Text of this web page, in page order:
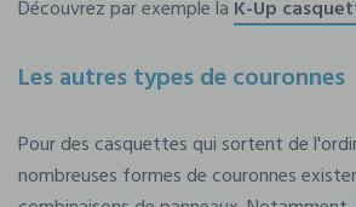
Découvrez par exemple la K-Up
Les autres types de couronnes
Pour des casquettes qui sortent de
nombreuses formes de couronnes